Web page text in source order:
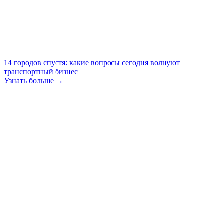
14 городов спустя: какие вопросы сегодня волнуют
транспортный бизнес
Узнать больше →